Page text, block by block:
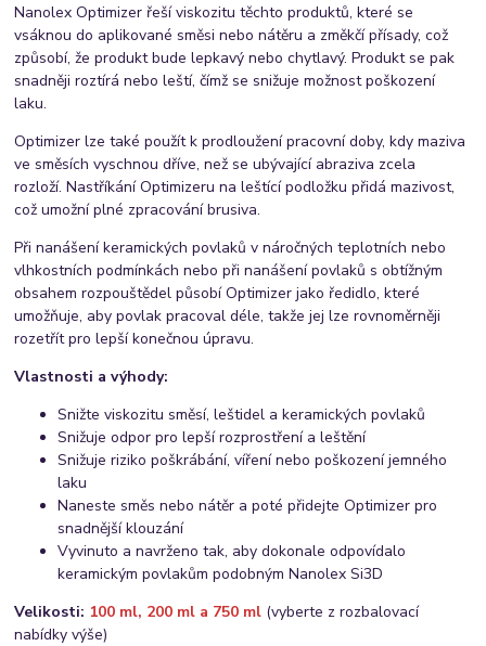
Nanolex Optimizer řeší viskozitu těchto produktů, které se
vsáknou do aplikované směsi nebo nátěru a změkčí přísady, což
způsobí, že produkt bude lepkavý nebo chytlavý. Produkt se pak
snadněji roztírá nebo leští, čímž se snižuje možnost poškození
laku.
Optimizer lze také použít k prodloužení pracovní doby, kdy maziva
ve směsích vyschnou dříve, než se ubývající abraziva zcela
rozloží. Nastříkání Optimizeru na leštící podložku přidá mazivost,
což umožní plné zpracování brusiva.
Při nanášení keramických povlaků v náročných teplotních nebo
vlhkostních podmínkách nebo při nanášení povlaků s obtížným
obsahem rozpouštědel působí Optimizer jako ředidlo, které
umožňuje, aby povlak pracoval déle, takže jej lze rovnoměrněji
rozetřít pro lepší konečnou úpravu.
Vlastnosti a výhody:
Snižte viskozitu směsí, leštidel a keramických povlaků
Snižuje odpor pro lepší rozprostření a leštění
Snižuje riziko poškrábání, víření nebo poškození jemného
laku
Naneste směs nebo nátěr a poté přidejte Optimizer pro
snadnější klouzání
Vyvinuto a navrženo tak, aby dokonale odpovídalo
keramickým povlakům podobným Nanolex Si3D
Velikosti: 100 ml, 200 ml a 750 ml (vyberte z rozbalovací
nabídky výše)